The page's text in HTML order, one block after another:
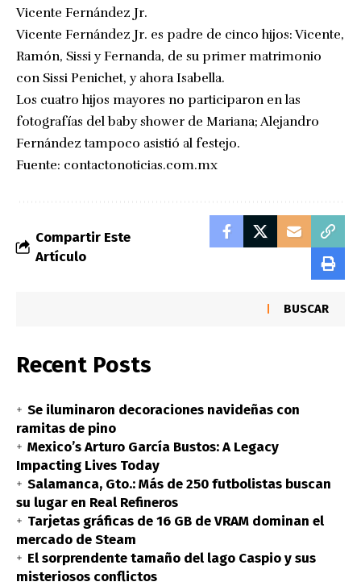
Vicente Fernández Jr.
Vicente Fernández Jr. es padre de cinco hijos: Vicente,
Ramón, Sissi y Fernanda, de su primer matrimonio
con Sissi Penichet, y ahora Isabella.
Los cuatro hijos mayores no participaron en las
fotografías del baby shower de Mariana; Alejandro
Fernández tampoco asistió al festejo.
Fuente: contactonoticias.com.mx
Compartir Este
Artículo
BUSCAR
Recent Posts
Se iluminaron decoraciones navideñas con
ramitas de pino
Mexico’s Arturo García Bustos: A Legacy
Impacting Lives Today
Salamanca, Gto.: Más de 250 futbolistas buscan
su lugar en Real Refineros
Tarjetas gráficas de 16 GB de VRAM dominan el
mercado de Steam
El sorprendente tamaño del lago Caspio y sus
misteriosos conflictos